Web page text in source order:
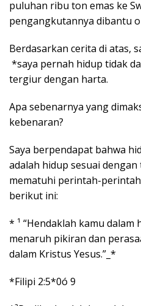
puluhan ribu ton emas ke
pengangkutannya dibantu
Berdasarkan cerita di atas,
*saya pernah hidup tidak
tergiur dengan harta.
Apa sebenarnya yang
kebenaran?
Saya berpendapat bahwa
adalah hidup sesuai
mematuhi perintah-
berikut ini:
* ¹ “Hendaklah kamu dalam
menaruh pikiran dan
dalam Kristus Yesus.”_*
*Filipi 2:5*0ó 9